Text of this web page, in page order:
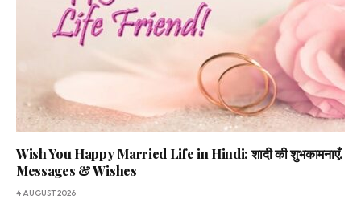
Wish You Happy Married Life in Hindi: शादी की शुभकामनाएँ,
Messages & Wishes
4 AUGUST 2026